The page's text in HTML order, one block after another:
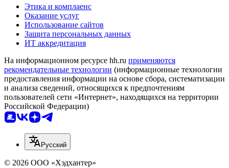
Этика и комплаенс
Оказание услуг
Использование сайтов
Защита персональных данных
ИТ аккредитация
На информационном ресурсе hh.ru применяются
рекомендательные технологии (информационные технологии
предоставления информации на основе сбора, систематизации
и анализа сведений, относящихся к предпочтениям
пользователей сети «Интернет», находящихся на территории
Российской Федерации)
Русский
© 2026 ООО «Хэдхантер»